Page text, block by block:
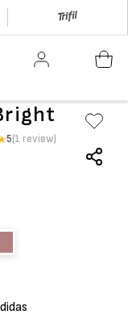
5(1 review)